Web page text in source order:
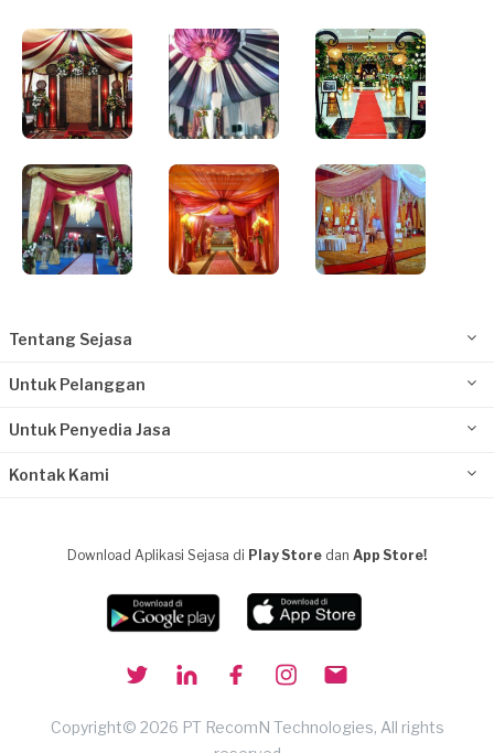
Tentang Sejasa
Untuk Pelanggan
Untuk Penyedia Jasa
Kontak Kami
Download Aplikasi Sejasa di Play Store dan App Store!
Copyright© 2026 PT RecomN Technologies, All rights